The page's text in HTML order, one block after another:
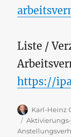
Liste /
https://
Autor
Karl-Heinz
Schlagwörter